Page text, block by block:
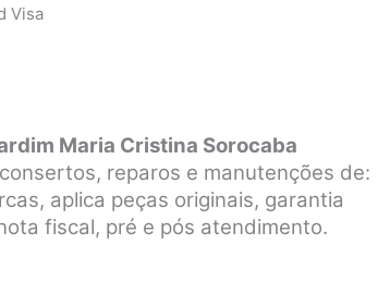
Visa
Maria Cristina Sorocaba
reparos e manutenções de:
aplica peças originais, garantia
fiscal, pré e pós atendimento.